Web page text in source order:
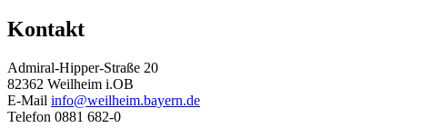
Kontakt
Admiral-Hipper-Straße 20
82362 Weilheim i.OB
E-Mail info@weilheim.bayern.de
Telefon 0881 682-0